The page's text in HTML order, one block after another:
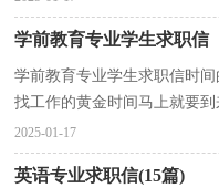
学前教育专业学生求职信
学前教育专业学生求职信时
找工作的黄金时间马上就要
十分有必要了！写求职信需
2025-01-17
英语专业求职信(15篇)